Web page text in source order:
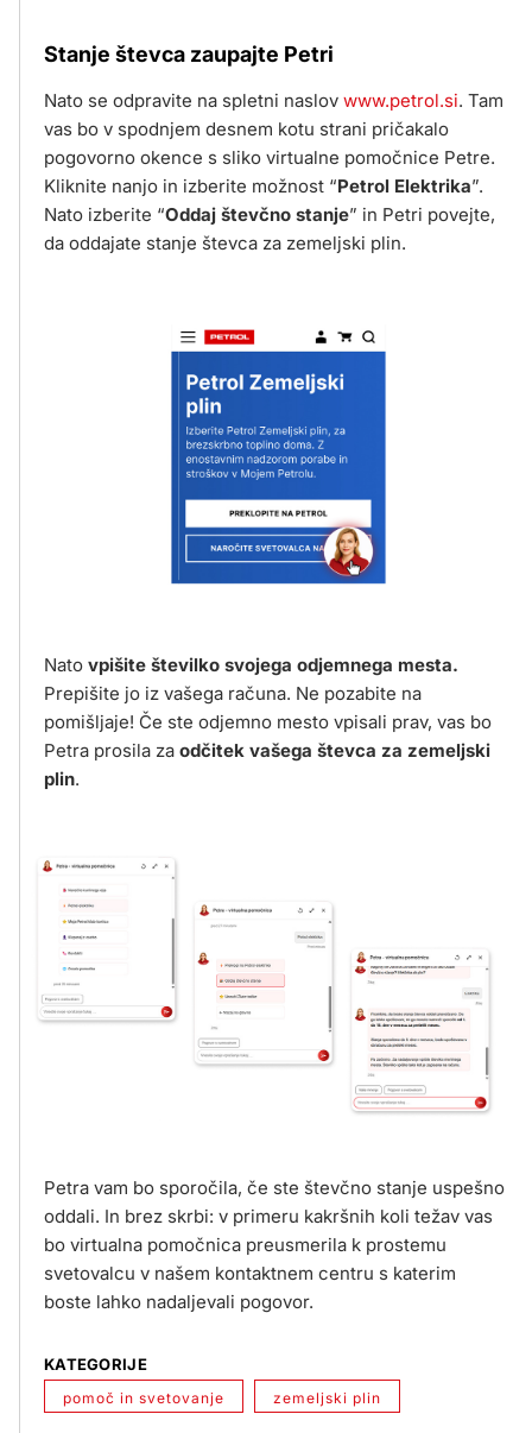
Stanje števca zaupajte Petri
Nato se odpravite na spletni naslov www.petrol.si. Tam
vas bo v spodnjem desnem kotu strani pričakalo
pogovorno okence s sliko virtualne pomočnice Petre.
Kliknite nanjo in izberite možnost “Petrol Elektrika”.
Nato izberite “Oddaj števčno stanje” in Petri povejte,
da oddajate stanje števca za zemeljski plin.
Nato vpišite številko svojega odjemnega mesta.
Prepišite jo iz vašega računa. Ne pozabite na
pomišljaje! Če ste odjemno mesto vpisali prav, vas bo
Petra prosila za odčitek vašega števca za zemeljski
plin.
Petra vam bo sporočila, če ste števčno stanje uspešno
oddali. In brez skrbi: v primeru kakršnih koli težav vas
bo virtualna pomočnica preusmerila k prostemu
svetovalcu v našem kontaktnem centru s katerim
boste lahko nadaljevali pogovor.
KATEGORIJE
pomoč in svetovanje zemeljski plin